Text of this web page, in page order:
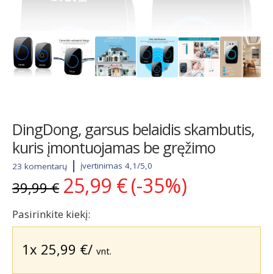
DingDong, garsus belaidis skambutis,
kuris įmontuojamas be gręžimo
23 komentarų įvertinimas 4,1/5,0
39,99€ Original
price
was:
39,99 €.
25,99 € Current
price
25,99 €.
(-35%)
Pasirinkite kiekį:
1x 25,99 €/ vnt.